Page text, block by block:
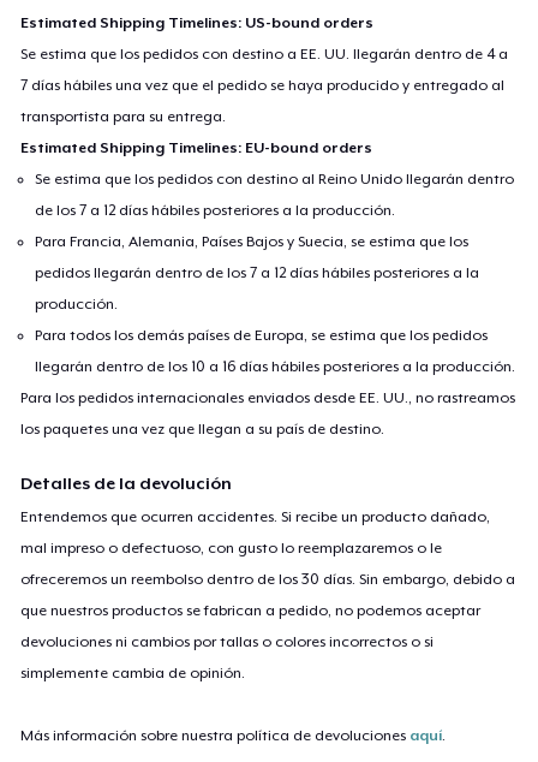
Estimated Shipping Timelines: US-bound orders
Se estima que los pedidos con destino a EE. UU. llegarán dentro de 4 a
7 días hábiles una vez que el pedido se haya producido y entregado al
transportista para su entrega.
Estimated Shipping Timelines: EU-bound orders
Se estima que los pedidos con destino al Reino Unido llegarán dentro
de los 7 a 12 días hábiles posteriores a la producción.
Para Francia, Alemania, Países Bajos y Suecia, se estima que los
pedidos llegarán dentro de los 7 a 12 días hábiles posteriores a la
producción.
Para todos los demás países de Europa, se estima que los pedidos
llegarán dentro de los 10 a 16 días hábiles posteriores a la producción.
Para los pedidos internacionales enviados desde EE. UU., no rastreamos
los paquetes una vez que llegan a su país de destino.
Detalles de la devolución
Entendemos que ocurren accidentes. Si recibe un producto dañado,
mal impreso o defectuoso, con gusto lo reemplazaremos o le
ofreceremos un reembolso dentro de los 30 días. Sin embargo, debido a
que nuestros productos se fabrican a pedido, no podemos aceptar
devoluciones ni cambios por tallas o colores incorrectos o si
simplemente cambia de opinión.
Más información sobre nuestra política de devoluciones aquí